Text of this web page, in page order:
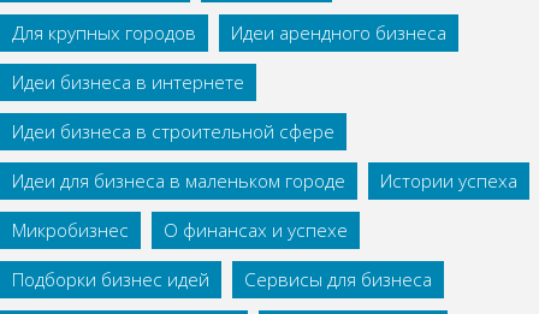
Для крупных городов
Идеи арендного бизнеса
Идеи бизнеса в интернете
Идеи бизнеса в строительной сфере
Идеи для бизнеса в маленьком городе
Истории успеха
Микробизнес
О финансах и успехе
Подборки бизнес идей
Сервисы для бизнеса